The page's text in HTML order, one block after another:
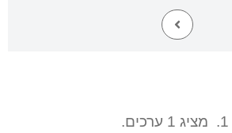
מציג 1 ערכים.